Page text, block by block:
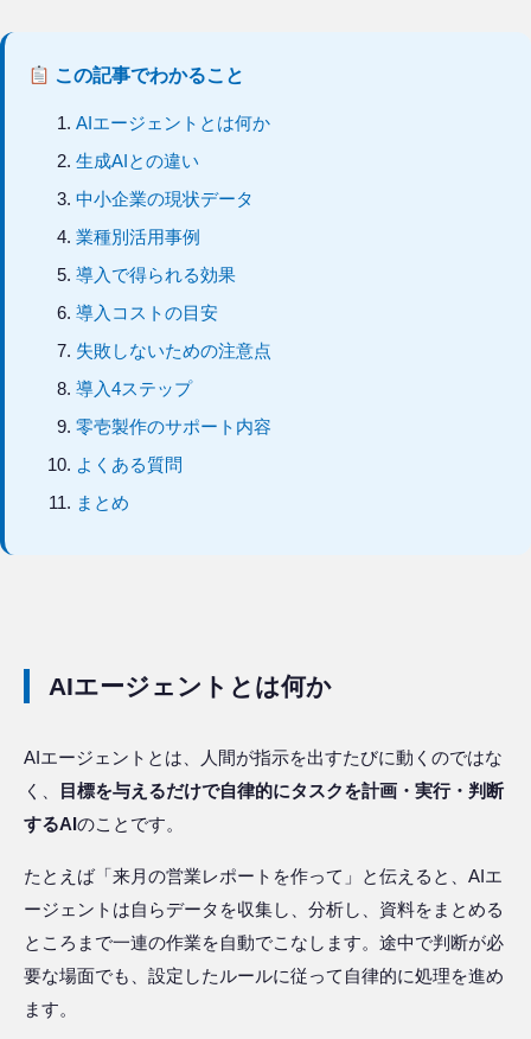
この記事でわかること
AIエージェントとは何か
生成AIとの違い
中小企業の現状データ
業種別活用事例
導入で得られる効果
導入コストの目安
失敗しないための注意点
導入4ステップ
零壱製作のサポート内容
よくある質問
まとめ
AIエージェントとは何か
AIエージェントとは、人間が指示を出すたびに動くのではな
く、
目標を与えるだけで自律的にタスクを計画・実行・判断
するAIのことです。
たとえば「来月の営業レポートを作って」と伝えると、AIエ
ージェントは自らデータを収集し、分析し、資料をまとめる
ところまで一連の作業を自動でこなします。途中で判断が必
要な場面でも、設定したルールに従って自律的に処理を進め
ます。